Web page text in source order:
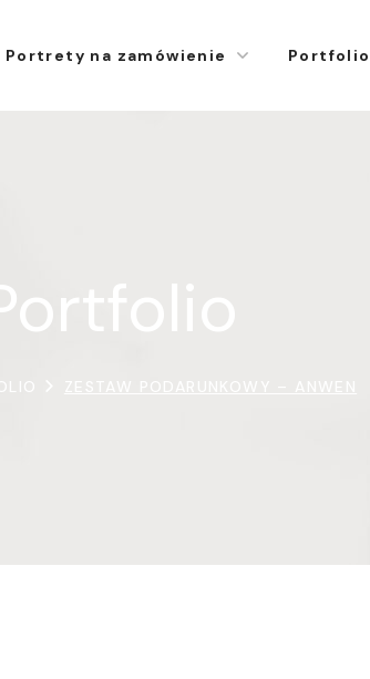
Portrety na zamówienie Portfolio